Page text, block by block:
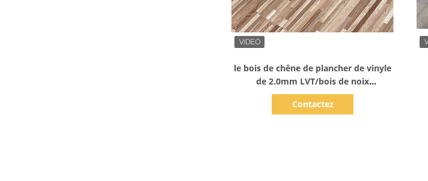
le bois de chêne de plancher de vinyle
de 2.0mm LVT/bois de noix
imperméabilisent/résistance de feu
Contactez